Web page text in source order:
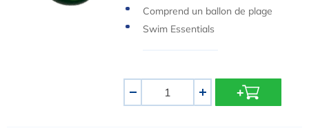
Comprend un ballon de plage
Swim Essentials
+